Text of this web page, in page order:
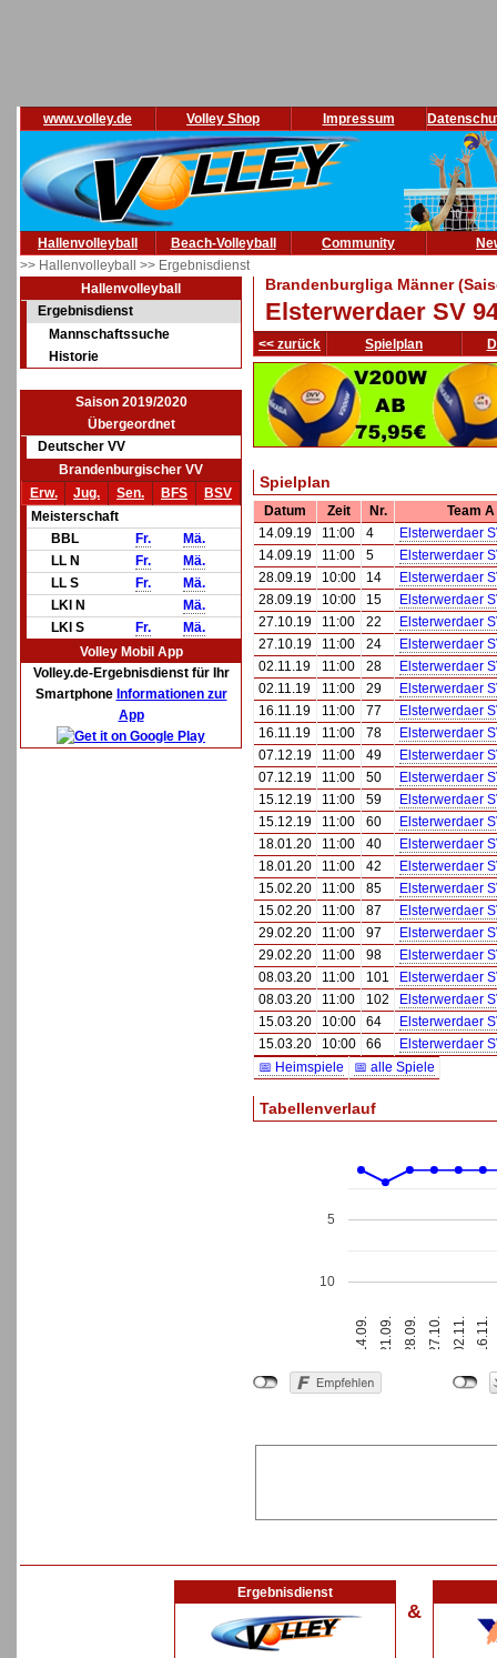
www.volley.de Volley Shop Impressum
Hallenvolleyball Beach-Volleyball Community
>> Hallenvolleyball >> Ergebnisdienst
Hallenvolleyball
Ergebnisdienst
Mannschaftssuche
Historie
Saison 2019/2020
Übergeordnet
Deutscher VV
Brandenburgischer VV
Erw.
Jug. Sen. BFS
BSV
Meisterschaft
BBL
Fr.
Mä.
LL N
Fr.
Mä.
LL S
Fr.
Mä.
LKl N
Mä.
LKl S
Fr.
Mä.
Volley Mobil App
Volley.de-Ergebnisdienst für Ihr
Smartphone Informationen zur
App
Brandenburgliga Männer
Elsterwerdaer SV
<< zurück Spielplan
Spielplan
Datum Zeit Nr.
Team A
14.09.19
11:00 4
Elsterwerdaer
14.09.19
11:00 5
Elsterwerdaer
28.09.19
10:00 14
Elsterwerdaer
28.09.19
10:00 15
Elsterwerdaer
27.10.19
11:00 22
Elsterwerdaer
27.10.19
11:00 24
Elsterwerdaer
02.11.19
11:00 28
Elsterwerdaer
02.11.19
11:00 29
Elsterwerdaer
16.11.19
11:00 77
Elsterwerdaer
16.11.19
11:00 78
Elsterwerdaer
07.12.19
11:00 49
Elsterwerdaer
07.12.19
11:00 50
Elsterwerdaer
15.12.19
11:00 59
Elsterwerdaer
15.12.19
11:00 60
Elsterwerdaer
18.01.20
11:00 40
Elsterwerdaer
18.01.20
11:00 42
Elsterwerdaer
15.02.20
11:00 85
Elsterwerdaer
15.02.20
11:00 87
Elsterwerdaer
29.02.20
11:00 97
Elsterwerdaer
29.02.20
11:00 98
Elsterwerdaer
08.03.20
11:00 101
Elsterwerdaer
08.03.20
11:00 102
Elsterwerdaer
15.03.20
10:00 64
Elsterwerdaer
15.03.20
10:00 66
Elsterwerdaer
📅 Heimspiele
📅 alle Spiele
Tabellenverlauf
14.09. 21.09. 28.09. 27.10. 02.11. 16.11.
5
10
Ergebnisdienst
&